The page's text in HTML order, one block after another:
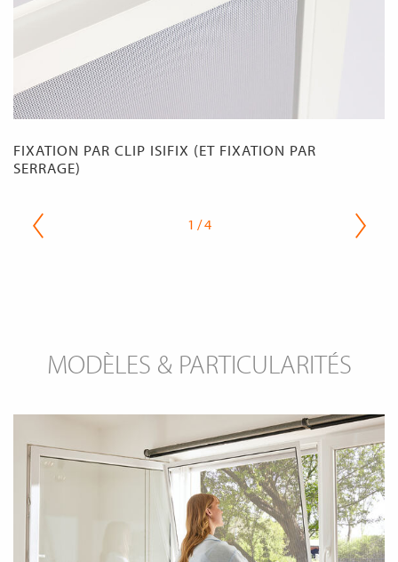
1 / 4
FIXATION PAR CLIP ISIFIX (ET FIXATION PAR
SERRAGE)
MODÈLES & PARTICULARITÉS